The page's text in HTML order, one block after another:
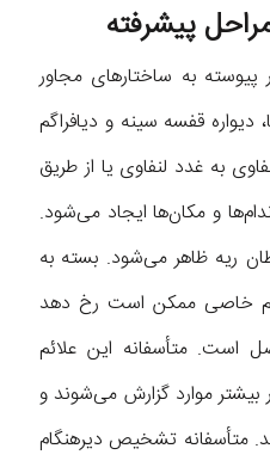
پیشرفته
به ساختارهای مجاور
دیواره قفسه سینه و دیافراگم
به غدد لنفاوی یا از طریق
و مکان‌ها ایجاد می‌شود.
ریه ظاهر می‌شود. بسته به
خاصی ممکن است رخ دهد
است. متأسفانه این علائم
موارد گزارش می‌شوند و
متأسفانه تشخیص دیرهنگام